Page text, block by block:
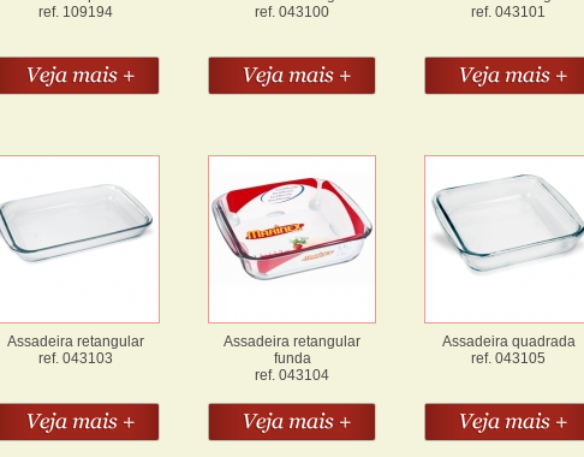
ref. 109194
ref. 043100
ref. 043101
Assadeira retangular
ref. 043103
Assadeira retangular
funda
ref. 043104
Assadeira quadrada
ref. 043105